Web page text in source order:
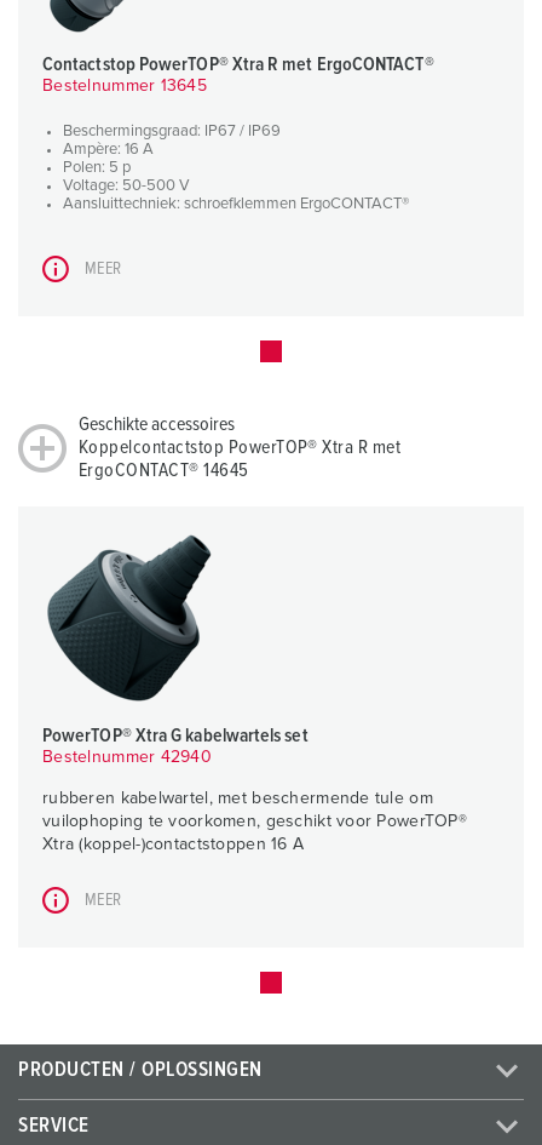
Contactstop PowerTOP® Xtra R met ErgoCONTACT®
Bestelnummer 13645
Beschermingsgraad: IP67 / IP69
Ampère: 16 A
Polen: 5 p
Voltage: 50-500 V
Aansluittechniek: schroefklemmen ErgoCONTACT®
MEER
Geschikte accessoires
Koppelcontactstop PowerTOP® Xtra R met
ErgoCONTACT® 14645
PowerTOP® Xtra G kabelwartels set
Bestelnummer 42940
rubberen kabelwartel, met beschermende tule om
vuilophoping te voorkomen, geschikt voor PowerTOP®
Xtra (koppel-)contactstoppen 16 A
MEER
PRODUCTEN / OPLOSSINGEN
SERVICE